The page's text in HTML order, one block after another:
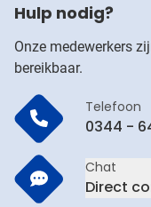
Hulp nodig?
Onze medewerkers
bereikbaar.
Telefoon
0344 -
Chat
Direct